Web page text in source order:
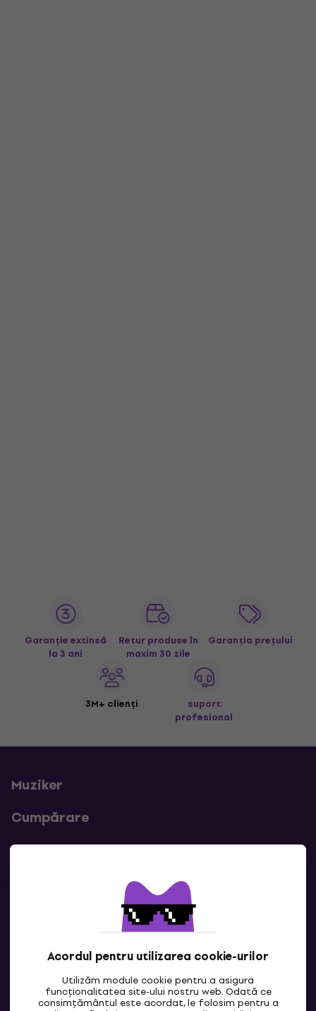
Acordul pentru utilizarea cookie-urilor
Utilizăm module cookie pentru a asigura
funcționalitatea site-ului nostru web. Odată ce
consimțământul este acordat, le folosim pentru a
Garanție extinsă
la 3 ani
Retur produse în
maxim 30 zile
Garanția prețului
3M+ clienți
suport
profesional
Muziker
Cumpărare
Linkuri utile
Contacte
Contactează-ne